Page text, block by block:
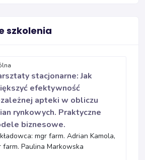
szkolenia
stacjonarne: Jak
efektywność
apteki w obliczu
rynkowych. Praktyczne
biznesowe.
mgr farm. Adrian Kamola,
farm. Paulina Markowska